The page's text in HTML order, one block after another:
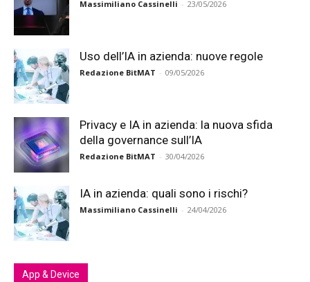
Massimiliano Cassinelli - 23/05/2026
Uso dell’IA in azienda: nuove regole
Redazione BitMAT - 09/05/2026
Privacy e IA in azienda: la nuova sfida
della governance sull’IA
Redazione BitMAT - 30/04/2026
IA in azienda: quali sono i rischi?
Massimiliano Cassinelli - 24/04/2026
App & Device